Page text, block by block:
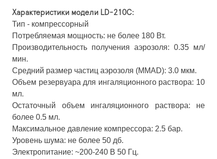
Характеристики модели LD-210C:
Тип - компрессорный
Потребляемая мощность: не более 180 Вт.
Производительность получения аэрозоля: 0.35 мл/
мин.
Средний размер частиц аэрозоля (ММАD): 3.0 мкм.
Объем резервуара для ингаляционного раствора: 10
мл.
Остаточный объем ингаляционного раствора: не
более 0.5 мл.
Максимальное давление компрессора: 2.5 бар.
Уровень шума: не более 50 дб.
Электропитание: ~200-240 В 50 Гц.